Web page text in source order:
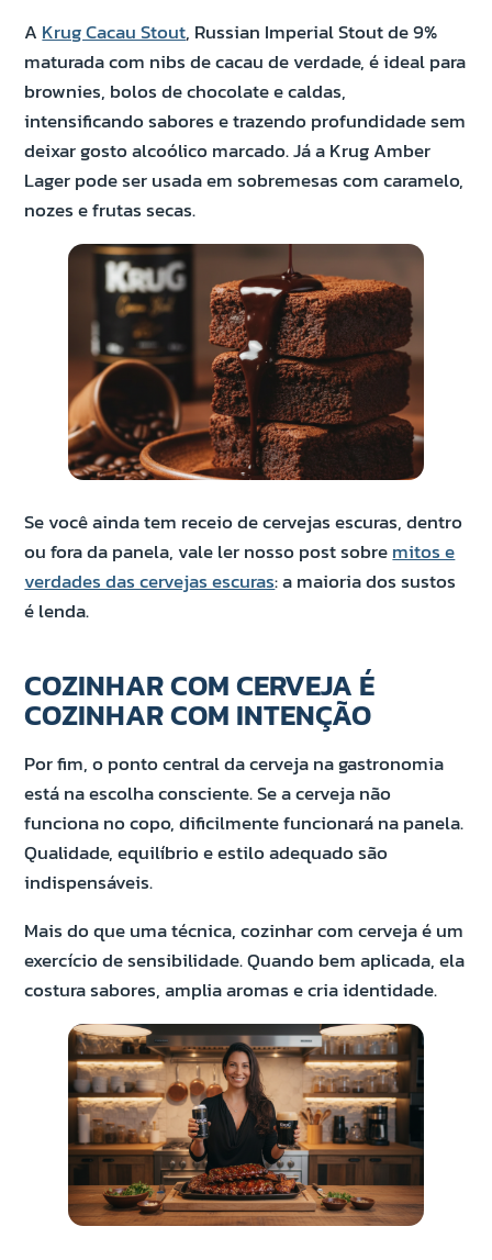
AKrug Cacau Stout, Russian Imperial Stout de 9%
maturada com nibs de cacau de verdade, é ideal para
brownies, bolos de chocolate e caldas,
intensificando sabores e trazendo profundidade sem
deixar gosto alcoólico marcado. Já a Krug Amber
Lager pode ser usada em sobremesas com caramelo,
nozes e frutas secas.
Se você ainda tem receio de cervejas escuras, dentro
ou fora da panela, vale ler nosso post sobremitos e
verdades das cervejas escuras: a maioria dos sustos
é lenda.
COZINHAR COM CERVEJA É
COZINHAR COM INTENÇÃO
Por fim, o ponto central da cerveja na gastronomia
está na escolha consciente. Se a cerveja não
funciona no copo, dificilmente funcionará na panela.
Qualidade, equilíbrio e estilo adequado são
indispensáveis.
Mais do que uma técnica, cozinhar com cerveja é um
exercício de sensibilidade. Quando bem aplicada, ela
costura sabores, amplia aromas e cria identidade.